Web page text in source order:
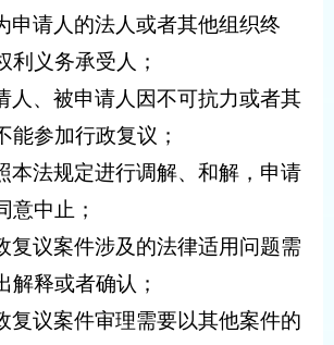
申请人的法人或者其他组织终
利义务承受人；
人、被申请人因不可抗力或者其
能参加行政复议；
本法规定进行调解、和解，申请
意中止；
复议案件涉及的法律适用问题需
解释或者确认；
复议案件审理需要以其他案件的